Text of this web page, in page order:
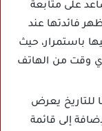
على متابعة
فائدتها عند
باستمرار، حيث
وقت من الهاتف
للتاريخ يعرض
إلى قائمة